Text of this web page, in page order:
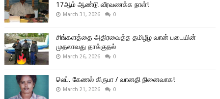
17ஆம் ஆண்டு வீரவணக்க நாள்!
March 31, 2026 0
சிங்களத்தை அதிரவைத்த தமிழீழ வான் படையின்
முதலாவது தாக்குதல்
March 26, 2026 0
லெப். கேணல் கிருபா / வானதி நினைவாக!
March 21, 2026 0